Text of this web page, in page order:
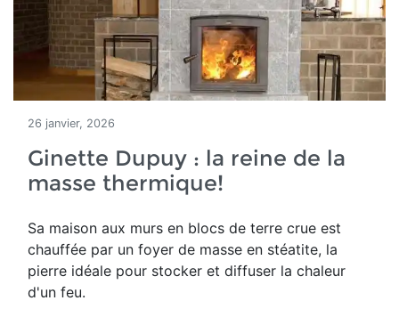
26 janvier, 2026
Ginette Dupuy : la reine de la
masse thermique!
Sa maison aux murs en blocs de terre crue est
chauffée par un foyer de masse en stéatite, la
pierre idéale pour stocker et diffuser la chaleur
d'un feu.